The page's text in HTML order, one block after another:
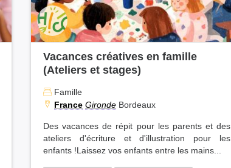
Vacances créatives en famille
(Ateliers et stages)
Famille
France Gironde Bordeaux
Des vacances de répit pour les parents et des
ateliers d'écriture et d'illustration pour les
enfants !Laissez vos enfants entre les mains...